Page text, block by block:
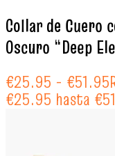
Collar de Cuero
Oscuro “Deep
€25.95 - €51.95
€25.95 hasta